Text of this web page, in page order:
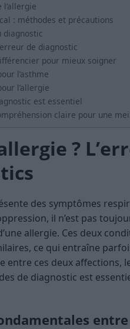
l’allergie
: méthodes et précautions
diagnostic
de diagnostic
pour mieux soigner
l’asthme
l’allergie
est essentiel
claire pour une
?
des symptômes
il n’est pas
allergie. Ces deux
ce qui entraîne
entre ces deux affections,
de diagnostic est